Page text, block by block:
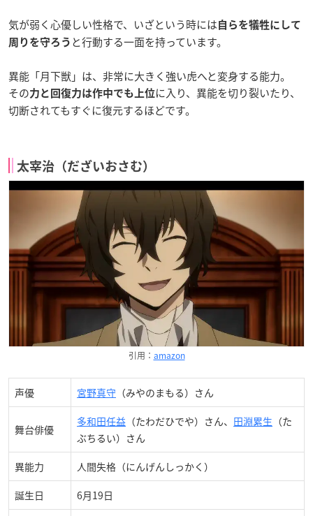
気が弱く心優しい性格で、いざという時には 自らを犠牲にして
周りを守ろう と行動する一面を持っています。
異能「月下獣」は、非常に大きく強い虎へと変身する能力。
その力と回復力は作中でも上位に入り、異能を切り裂いたり、
切断されてもすぐに復元するほどです。
太宰治（だざいおさむ）
引用： amazon
声優 宮野真守 （みやのまもる）さん
舞台俳優
多和田任益 （たわだひでや）さん、 田淵累生 （た
ぶちるい）さん
異能力 人間失格（にんげんしっかく）
誕生日 6月19日